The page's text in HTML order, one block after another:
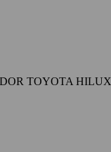
TOYOTA